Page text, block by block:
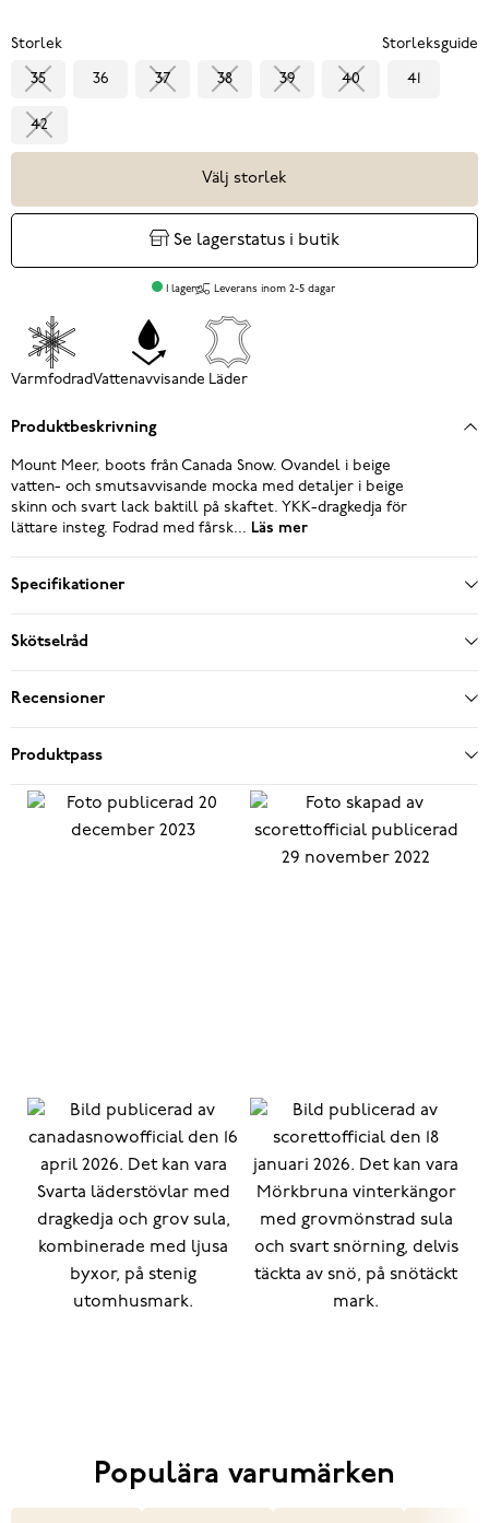
Storlek Storleksguide
35 36 37 38 39 40 41
42
Välj storlek
Se lagerstatus i butik
I lager Leverans inom 2-5 dagar
VarmfodradVattenavvisande Läder
Produktbeskrivning
Mount Meer, boots från Canada Snow. Ovandel i beige
vatten- och smutsavvisande mocka med detaljer i beige
skinn och svart lack baktill på skaftet. YKK-dragkedja för
lättare insteg. Fodrad med fårsk... Läs mer
Specifikationer
Skötselråd
Recensioner
Produktpass
Populära varumärken